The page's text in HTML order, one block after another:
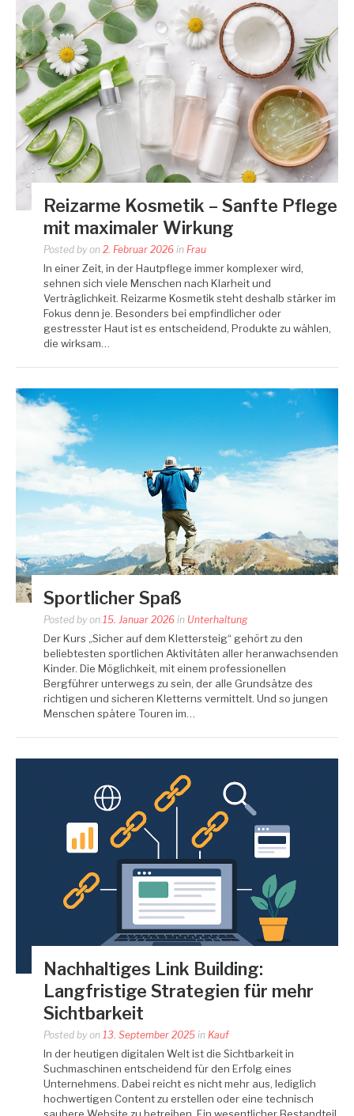
Reizarme Kosmetik – Sanfte Pflege
mit maximaler Wirkung
Posted by on 2. Februar 2026 in Frau
In einer Zeit, in der Hautpflege immer komplexer wird,
sehnen sich viele Menschen nach Klarheit und
Verträglichkeit. Reizarme Kosmetik steht deshalb stärker im
Fokus denn je. Besonders bei empfindlicher oder
gestresster Haut ist es entscheidend, Produkte zu wählen,
die wirksam…
Sportlicher Spaß
Posted by on 15. Januar 2026 in Unterhaltung
Der Kurs „Sicher auf dem Klettersteig“ gehört zu den
beliebtesten sportlichen Aktivitäten aller heranwachsenden
Kinder. Die Möglichkeit, mit einem professionellen
Bergführer unterwegs zu sein, der alle Grundsätze des
richtigen und sicheren Kletterns vermittelt. Und so jungen
Menschen spätere Touren im…
Nachhaltiges Link Building:
Langfristige Strategien für mehr
Sichtbarkeit
Posted by on 13. September 2025 in Kauf
In der heutigen digitalen Welt ist die Sichtbarkeit in
Suchmaschinen entscheidend für den Erfolg eines
Unternehmens. Dabei reicht es nicht mehr aus, lediglich
hochwertigen Content zu erstellen oder eine technisch